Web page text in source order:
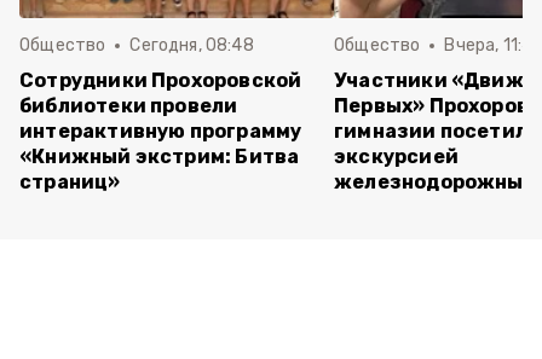
Общество Сегодня, 08:48
Сотрудники Прохоровской
библиотеки провели
интерактивную программу
«Книжный экстрим: Битва
страниц»
Общество Вчера,
Участники
Первых»
гимназии
экскурсией
железнодорожный